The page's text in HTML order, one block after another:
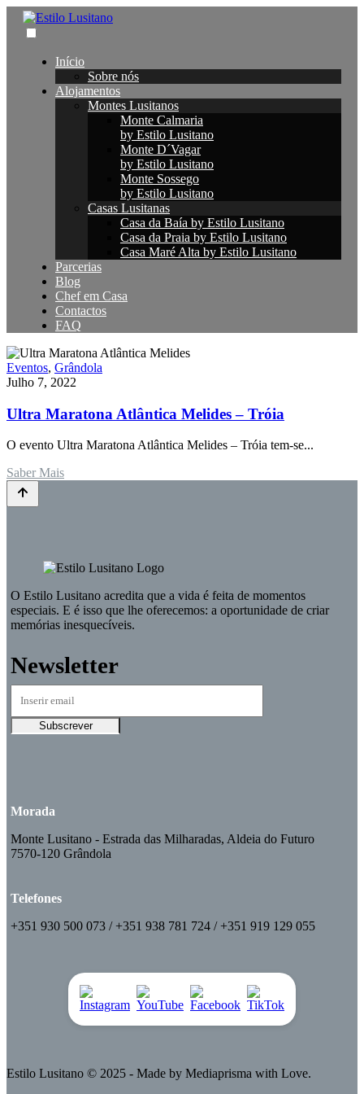
Início
Sobre nós
Alojamentos
Montes Lusitanos
Monte Calmaria
by Estilo Lusitano
Monte D´Vagar
by Estilo Lusitano
Monte Sossego
by Estilo Lusitano
Casas Lusitanas
Casa da Baía by Estilo Lusitano
Casa da Praia by Estilo Lusitano
Casa Maré Alta by Estilo Lusitano
Parcerias
Blog
Chef em Casa
Contactos
FAQ
Eventos, Grândola
Julho 7, 2022
Ultra Maratona Atlântica Melides – Tróia
O evento Ultra Maratona Atlântica Melides – Tróia tem-se...
Saber Mais
O Estilo Lusitano acredita que a vida é feita de momentos
especiais. E é isso que lhe oferecemos: a oportunidade de criar
memórias inesquecíveis.
Newsletter
Morada
Monte Lusitano - Estrada das Milharadas, Aldeia do Futuro
7570-120 Grândola
Telefones
+351 930 500 073 / +351 938 781 724 / +351 919 129 055
Estilo Lusitano © 2025 - Made by Mediaprisma with Love.